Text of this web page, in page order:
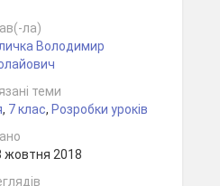
ла)
Володимир
теми
, 7 клас, Розробки уроків
жовтня 2018